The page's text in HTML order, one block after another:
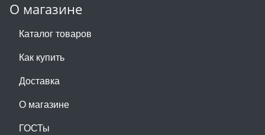
О магазине
Каталог товаров
Как купить
Доставка
О магазине
ГОСТы